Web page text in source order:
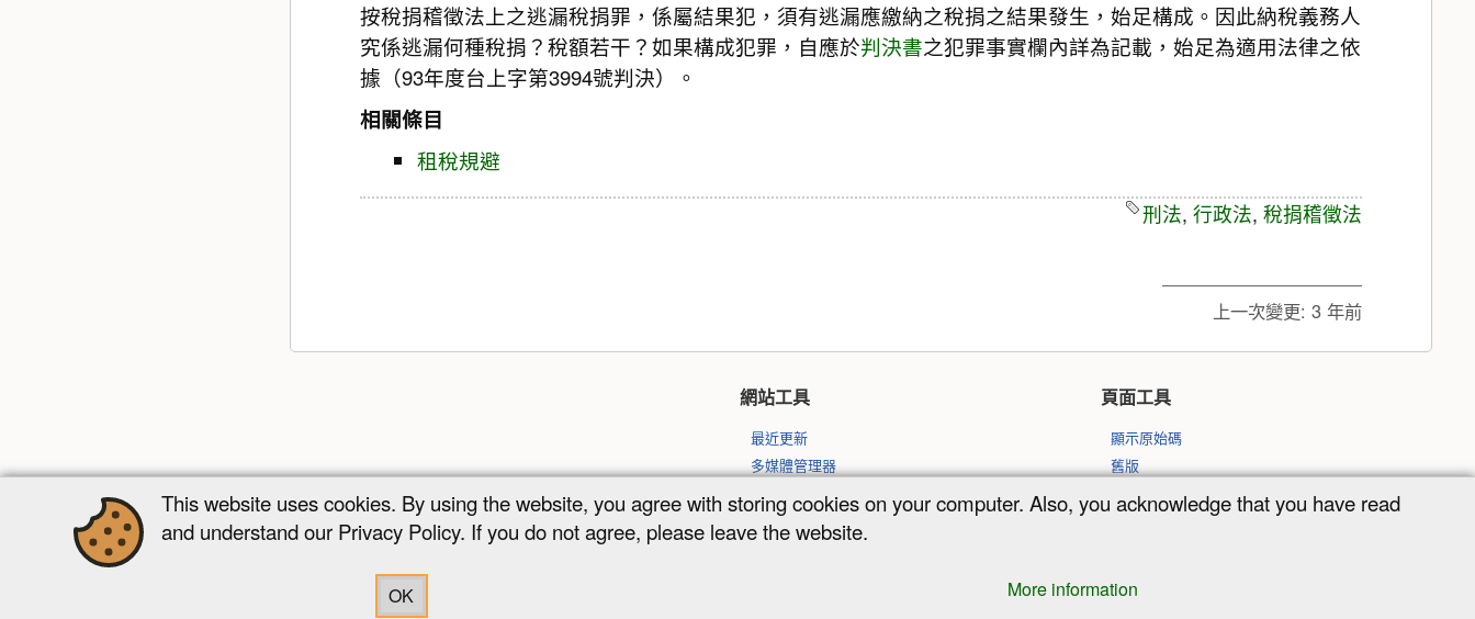
按稅捐稽徵法上之逃漏稅捐罪，係屬結果犯，須有逃漏應繳納之稅捐之結果發生，始足構成。因此納稅義務人
究係逃漏何種稅捐？稅額若干？如果構成犯罪，自應於判決書之犯罪事實欄內詳為記載，始足為適用法律之依
據（93年度台上字第3994號判決）。
相關條目
租稅規避
刑法, 行政法, 稅捐稽徵法
上一次變更: 3 年前
網站工具
最近更新
多媒體管理器
網站地圖
頁面工具
顯示原始碼
舊版
反向連結
This website uses cookies. By using the website, you agree with storing cookies on your computer. Also, you acknowledge that you have read
and understand our Privacy Policy. If you do not agree, please leave the website.
OK More information